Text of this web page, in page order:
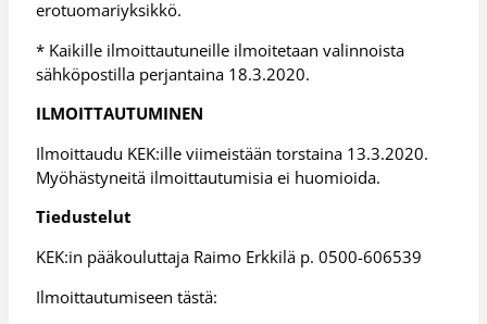
erotuomariyksikkö.
* Kaikille ilmoittautuneille ilmoitetaan valinnoista
sähköpostilla perjantaina 18.3.2020.
ILMOITTAUTUMINEN
Ilmoittaudu KEK:ille viimeistään torstaina 13.3.2020.
Myöhästyneitä ilmoittautumisia ei huomioida.
Tiedustelut
KEK:in pääkouluttaja Raimo Erkkilä p. 0500-606539
Ilmoittautumiseen tästä: